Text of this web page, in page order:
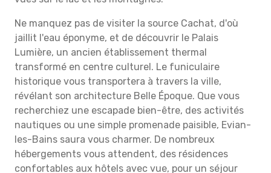
Ne manquez pas de visiter la source Cachat, d'où
jaillit l'eau éponyme, et de découvrir le Palais
Lumière, un ancien établissement thermal
transformé en centre culturel. Le funiculaire
historique vous transportera à travers la ville,
révélant son architecture Belle Époque. Que vous
recherchiez une escapade bien-être, des activités
nautiques ou une simple promenade paisible, Evian-
les-Bains saura vous charmer. De nombreux
hébergements vous attendent, des résidences
confortables aux hôtels avec vue, pour un séjour